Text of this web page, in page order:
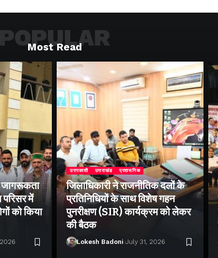
Most Read
POPULAR
में
को किया
उत्तरकाशी उत्तराखंड प्रशासनिक
जिलाधिकारी ने राजनीतिक दलों के
प्रतिनिधियों के साथ विशेष गहन
पुनरीक्षण (SIR) कार्यक्रम को लेकर
की बैठक
Lokesh Badoni July 31, 2026